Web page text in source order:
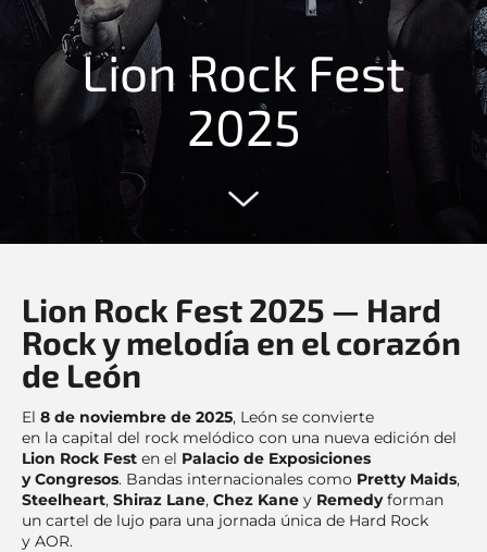
Lion Rock Fest
2025
Lion Rock Fest 2025 — Hard
Rock y melodía en el corazón
de León
El 8 de noviembre de 2025, León se convierte
en la capital del rock melódico con una nueva edición del
Lion Rock Fest en el Palacio de Exposiciones
y Congresos. Bandas internacionales como Pretty Maids,
Steelheart, Shiraz Lane, Chez Kane y Remedyforman
un cartel de lujo para una jornada única de Hard Rock
y AOR.